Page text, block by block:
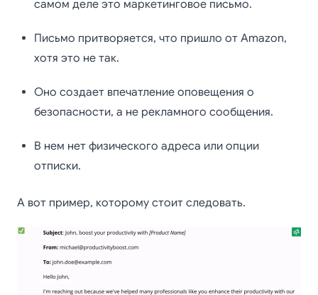
самом деле это маркетинговое письмо.
Письмо притворяется, что пришло от Amazon,
хотя это не так.
Оно создает впечатление оповещения о
безопасности, а не рекламного сообщения.
В нем нет физического адреса или опции
отписки.
А вот пример, которому стоит следовать.